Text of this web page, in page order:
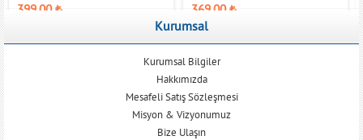
399,00₺ 369,00₺
Kurumsal
Kurumsal Bilgiler
Hakkımızda
Mesafeli Satış Sözleşmesi
Misyon & Vizyonumuz
Bize Ulaşın